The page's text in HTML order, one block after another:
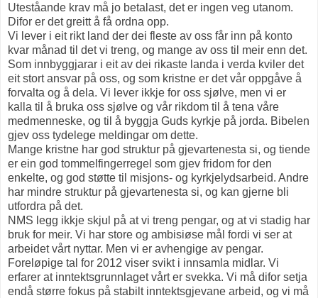
Uteståande krav må jo betalast, det er ingen veg utanom.
Difor er det greitt å få ordna opp.
Vi lever i eit rikt land der dei fleste av oss får inn på konto
kvar månad til det vi treng, og mange av oss til meir enn det.
Som innbyggjarar i eit av dei rikaste landa i verda kviler det
eit stort ansvar på oss, og som kristne er det vår oppgåve å
forvalta og å dela. Vi lever ikkje for oss sjølve, men vi er
kalla til å bruka oss sjølve og vår rikdom til å tena våre
medmenneske, og til å byggja Guds kyrkje på jorda. Bibelen
gjev oss tydelege meldingar om dette.
Mange kristne har god struktur på gjevartenesta si, og tiende
er ein god tommelfingerregel som gjev fridom for den
enkelte, og god støtte til misjons- og kyrkjelydsarbeid. Andre
har mindre struktur på gjevartenesta si, og kan gjerne bli
utfordra på det.
NMS legg ikkje skjul på at vi treng pengar, og at vi stadig har
bruk for meir. Vi har store og ambisiøse mål fordi vi ser at
arbeidet vårt nyttar. Men vi er avhengige av pengar.
Foreløpige tal for 2012 viser svikt i innsamla midlar. Vi
erfarer at inntektsgrunnlaget vårt er svekka. Vi må difor setja
endå større fokus på stabilt inntektsgjevane arbeid, og vi må